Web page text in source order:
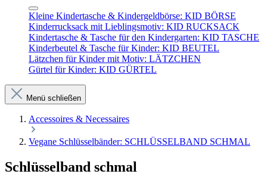
Kleine Kindertasche & Kindergeldbörse: KID BÖRSE
Kinderrucksack mit Lieblingsmotiv: KID RUCKSACK
Kindertasche & Tasche für den Kindergarten: KID TASCHE
Kinderbeutel & Tasche für Kinder: KID BEUTEL
Lätzchen für Kinder mit Motiv: LÄTZCHEN
Gürtel für Kinder: KID GÜRTEL
Menü schließen
Accessoires & Necessaires
Vegane Schlüsselbänder: SCHLÜSSELBAND SCHMAL
Schlüsselband schmal